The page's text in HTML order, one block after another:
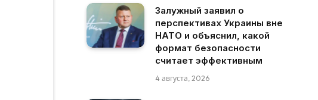
Залужный заявил о
перспективах Украины вне
НАТО и объяснил, какой
формат безопасности
считает эффективным
4 августа, 2026